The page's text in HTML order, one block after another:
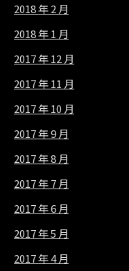
2018 年 2 月
2018 年 1 月
2017 年 12 月
2017 年 11 月
2017 年 10 月
2017 年 9 月
2017 年 8 月
2017 年 7 月
2017 年 6 月
2017 年 5 月
2017 年 4 月